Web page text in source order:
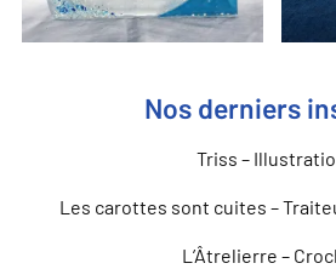
Nos derniers
Triss –
Les carottes sont cuites –
L’Âtrelierre –